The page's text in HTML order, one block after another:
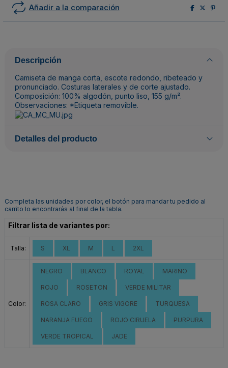
Añadir a la comparación
Descripción
Camiseta de manga corta, escote redondo, ribeteado y
pronunciado. Costuras laterales y de corte ajustado.
Composición: 100% algodón, punto liso, 155 g/m².
Observaciones: *Etiqueta removible.
Detalles del producto
Completa las unidades por color, el botón para mandar tu pedido al
carrito lo encontrarás al final de la tabla.
Filtrar lista de variantes por:
Talla: S XL M L 2XL
Color:
NEGRO BLANCO ROYAL MARINO
ROJO ROSETON VERDE MILITAR
ROSA CLARO GRIS VIGORE TURQUESA
NARANJA FUEGO ROJO CIRUELA PURPURA
VERDE TROPICAL JADE